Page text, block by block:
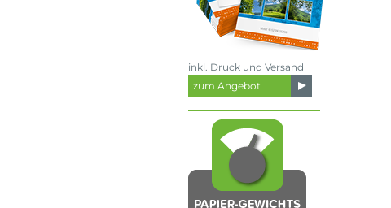
inkl. Druck und Versand
zum Angebot